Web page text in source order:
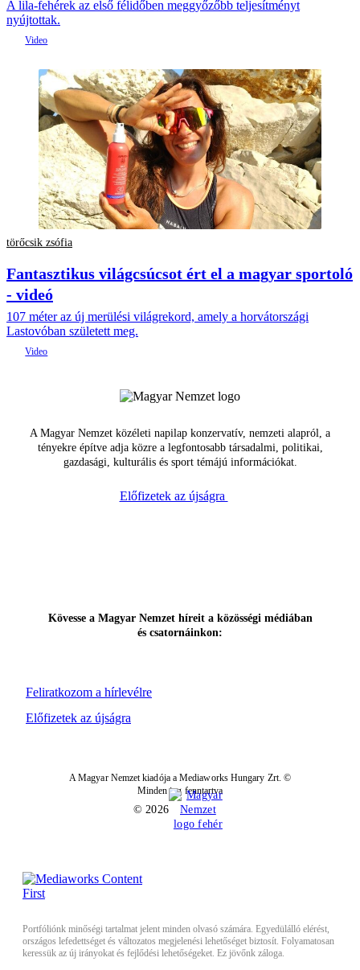
A lila-fehérek az első félidőben meggyőzőbb teljesítményt
nyújtottak.
törőcsik zsófia
Fantasztikus világcsúcsot ért el a magyar sportoló
- videó
107 méter az új merülési világrekord, amely a horvátországi
Lastovóban született meg.
A Magyar Nemzet közéleti napilap konzervatív, nemzeti alapról, a
tényekre építve adja közre a legfontosabb társadalmi, politikai,
gazdasági, kulturális és sport témájú információkat.
Előfizetek az újságra
Feliratkozom a hírlevélre
Kövesse a Magyar Nemzet híreit a közösségi médiában
és csatornáinkon:
Előfizetek az újságra
A Magyar Nemzet kiadója a Mediaworks Hungary Zrt. ©
Minden jog fenntartva
© 2026
Portfóliónk minőségi tartalmat jelent minden olvasó számára. Egyedülálló elérést,
országos lefedettséget és változatos megjelenési lehetőséget biztosít. Folyamatosan
keressük az új irányokat és fejlődési lehetőségeket. Ez jövőnk záloga.